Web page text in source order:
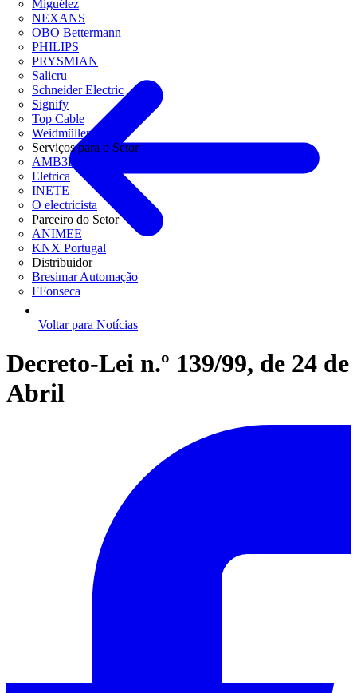
Miguélez
NEXANS
OBO Bettermann
PHILIPS
PRYSMIAN
Salicru
Schneider Electric
Signify
Top Cable
Weidmüller
Serviços para o Setor
AMB3E
Eletrica
INETE
O electricista
Parceiro do Setor
ANIMEE
KNX Portugal
Distribuidor
Bresimar Automação
FFonseca
Voltar para Notícias
Decreto-Lei n.º 139/99, de 24 de
Abril